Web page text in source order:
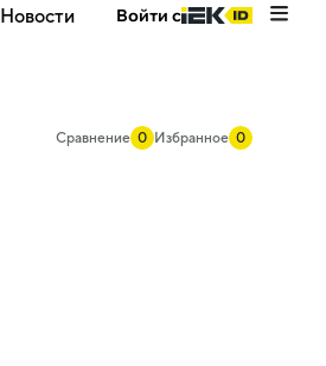
Новости Войти с
Сравнение 0 Избранное 0